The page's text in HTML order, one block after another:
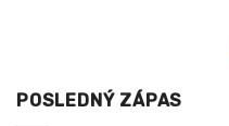
POSLEDNÝ ZÁPAS